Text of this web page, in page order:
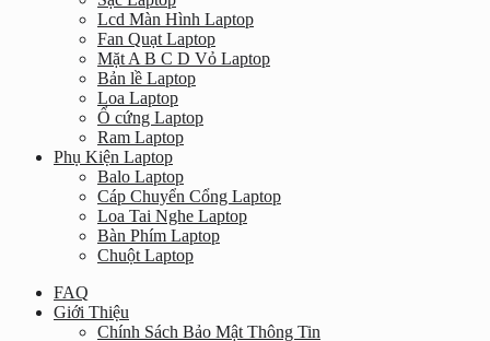
Lcd Màn Hình Laptop
Fan Quạt Laptop
Mặt A B C D Vỏ Laptop
Bản lề Laptop
Loa Laptop
Ổ cứng Laptop
Ram Laptop
Phụ Kiện Laptop
Balo Laptop
Cáp Chuyển Cổng Laptop
Loa Tai Nghe Laptop
Bàn Phím Laptop
Chuột Laptop
FAQ
Giới Thiệu
Chính Sách Bảo Mật Thông Tin